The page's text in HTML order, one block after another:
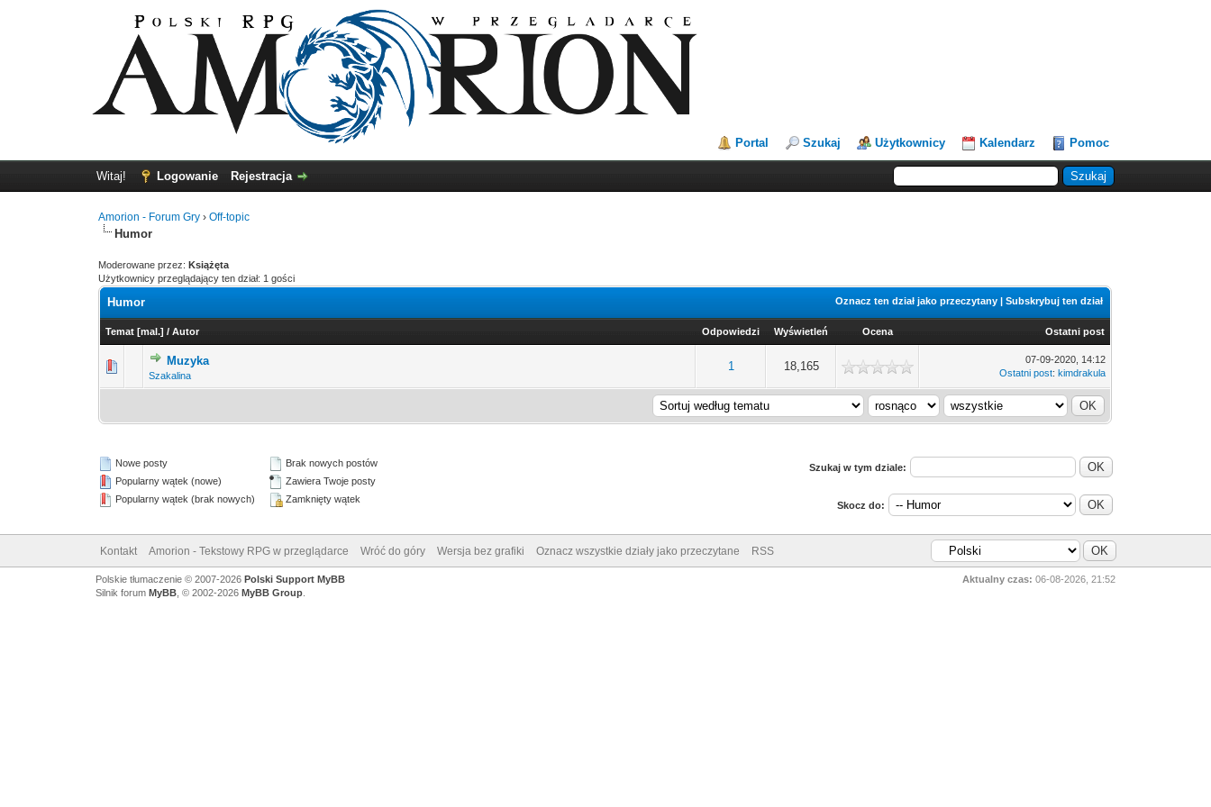
Portal Szukaj Użytkownicy Kalendarz Pomoc
Witaj! Logowanie Rejestracja
Amorion - Forum Gry ›Off-topic
Humor
Moderowane przez:Książęta
Użytkownicy przeglądający ten dział: 1 gości
Oznacz ten dział jako przeczytany |Subskrybuj ten dział
Humor
Temat [mal.] /Autor Odpowiedzi Wyświetleń Ocena Ostatni post
Muzyka
Szakalina
1 18,165
07-09-2020, 14:12
Ostatni post:kimdrakula
Nowe posty
Popularny wątek (nowe)
Popularny wątek (brak nowych)
Brak nowych postów
Zawiera Twoje posty
Zamknięty wątek
Szukaj w tym dziale:
Skocz do:
Kontakt Amorion - Tekstowy RPG w przeglądarce Wróć do góry Wersja bez grafiki Oznacz wszystkie działy jako przeczytane RSS
Aktualny czas: 06-08-2026, 21:52
Polskie tłumaczenie © 2007-2026 Polski Support MyBB
Silnik forum MyBB, © 2002-2026 MyBB Group.